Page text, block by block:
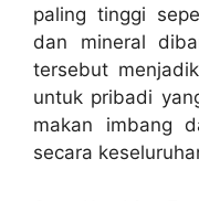
paling tinggi
dan mineral
tersebut
untuk pribadi
makan imbang
secara